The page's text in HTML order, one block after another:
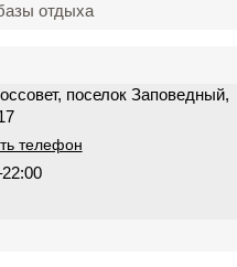
отдыха
поселок Заповедный,
телефон